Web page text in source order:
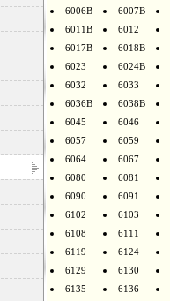
6006B
6007B
6011B
6012
6017B
6018B
6023
6024B
6032
6033
6036B
6038B
6045
6046
6057
6059
6064
6067
6080
6081
6090
6091
6102
6103
6108
6111
6119
6124
6129
6130
6135
6136